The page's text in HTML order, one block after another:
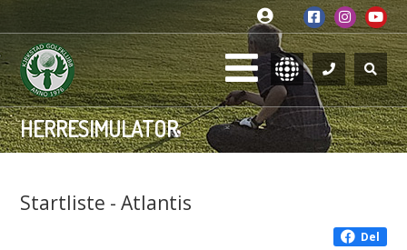
HERRESIMULATOR
Startliste - Atlantis
Del